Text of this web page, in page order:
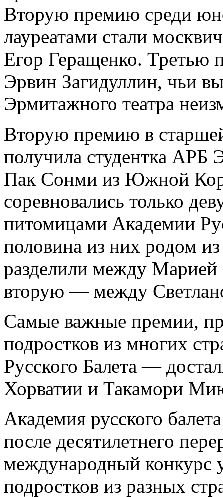
Вторую премию среди
лауреатами стали
Егор Геращенко. Третью
Эрвин Загидуллин, чьи
Эрмитажного театра
Вторую премию в
получила студентка АРБ
Пак Сонми из Южной
соревновались только
питомицами Академии
половина из них родом
разделили между
вторую — между
Самые важные премии,
подростков из многих
Русского Балета —
Хорватии и Такамори
Академия русского
после десятилетнего
международный конкурс
подростков из разных